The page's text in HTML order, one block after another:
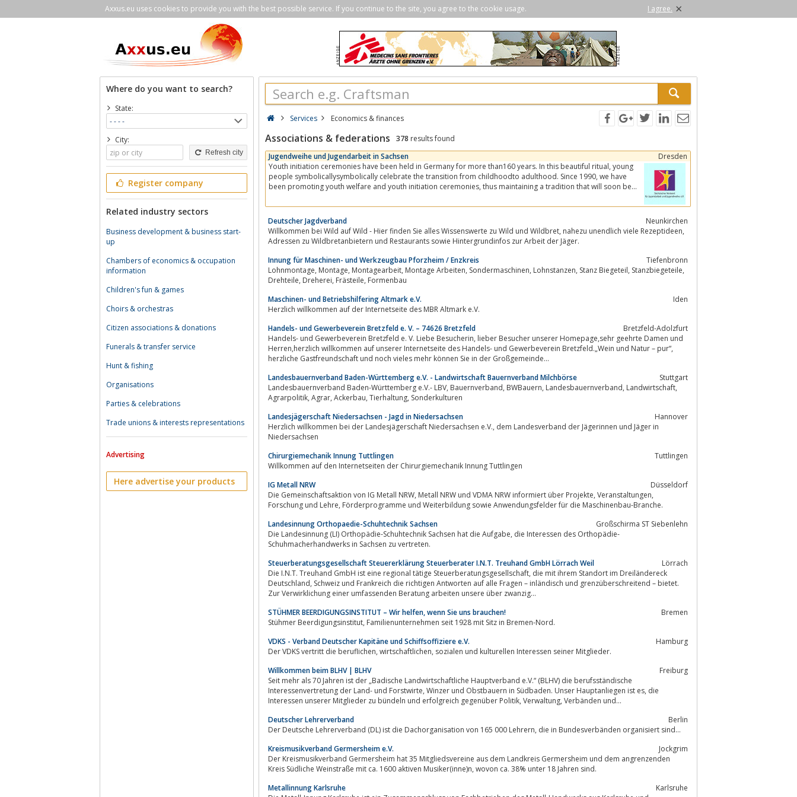
Axxus.eu uses cookies to provide you with the best possible service. If you continue to the site, you agree to the cookie usage. I agree. ×
Where do you want to search?
State:
City:
Refresh city
Register company
Related industry sectors
Business development & business start-
up
Chambers of economics & occupation
information
Children's fun & games
Choirs & orchestras
Citizen associations & donations
Funerals & transfer service
Hunt & fishing
Organisations
Parties & celebrations
Trade unions & interests representations
Advertising
Here advertise your products
Services Economics & finances
Associations & federations 378 results found
Jugendweihe und Jugendarbeit in Sachsen
Dresden
Youth initiation ceremonies have been held in Germany for more than160 years. In this beautiful ritual, young
people symbolicallysymbolically celebrate the transition from childhoodto adulthood. Since 1990, we have
been promoting youth welfare and youth initiation ceremonies, thus maintaining a tradition that will soon be
Deutscher Jagdverband
Neunkirchen
Willkommen bei Wild auf Wild - Hier finden Sie alles Wissenswerte zu Wild und Wildbret, nahezu unendlich viele Rezeptideen,
Adressen zu Wildbretanbietern und Restaurants sowie Hintergrundinfos zur Arbeit der Jäger.
Innung für Maschinen- und Werkzeugbau Pforzheim / Enzkreis
Tiefenbronn
Lohnmontage, Montage, Montagearbeit, Montage Arbeiten, Sondermaschinen, Lohnstanzen, Stanz Biegeteil, Stanzbiegeteile,
Drehteile, Dreherei, Frästeile, Formenbau
Maschinen- und Betriebshilfering Altmark e.V.
Iden
Herzlich willkommen auf der Internetseite des MBR Altmark e.V.
Handels- und Gewerbeverein Bretzfeld e. V. – 74626 Bretzfeld
Bretzfeld-Adolzfurt
Handels- und Gewerbeverein Bretzfeld e. V. Liebe Besucherin, lieber Besucher unserer Homepage,sehr geehrte Damen und
Herren,herzlich willkommen auf unserer Internetseite des Handels- und Gewerbeverein Bretzfeld.„Wein und Natur – pur“,
herzliche Gastfreundschaft und noch vieles mehr können Sie in der Großgemeinde...
Landesbauernverband Baden-Württemberg e.V. - Landwirtschaft Bauernverband Milchbörse
Stuttgart
Landesbauernverband Baden-Württemberg e.V.- LBV, Bauernverband, BWBauern, Landesbauernverband, Landwirtschaft,
Agrarpolitik, Agrar, Ackerbau, Tierhaltung, Sonderkulturen
Landesjägerschaft Niedersachsen - Jagd in Niedersachsen
Hannover
Herzlich willkommen bei der Landesjägerschaft Niedersachsen e.V., dem Landesverband der Jägerinnen und Jäger in
Niedersachsen
Chirurgiemechanik Innung Tuttlingen
Tuttlingen
Willkommen auf den Internetseiten der Chirurgiemechanik Innung Tuttlingen
IG Metall NRW
Düsseldorf
Die Gemeinschaftsaktion von IG Metall NRW, Metall NRW und VDMA NRW informiert über Projekte, Veranstaltungen,
Forschung und Lehre, Förderprogramme und Weiterbildung sowie Anwendungsfelder für die Maschinenbau-Branche.
Landesinnung Orthopaedie-Schuhtechnik Sachsen
Großschirma ST Siebenlehn
Die Landesinnung (LI) Orthopädie-Schuhtechnik Sachsen hat die Aufgabe, die Interessen des Orthopädie-
Schuhmacherhandwerks in Sachsen zu vertreten.
Steuerberatungsgesellschaft Steuererklärung Steuerberater I.N.T. Treuhand GmbH Lörrach Weil
Lörrach
Die I.N.T. Treuhand GmbH ist eine regional tätige Steuerberatungsgesellschaft, die mit ihrem Standort im Dreiländereck
Deutschland, Schweiz und Frankreich die richtigen Antworten auf alle Fragen – inländisch und grenzüberschreitend – bietet.
Zur Verwirklichung einer umfassenden Beratung arbeiten unsere über zwanzig...
STÜHMER BEERDIGUNGSINSTITUT – Wir helfen, wenn Sie uns brauchen!
Bremen
Stühmer Beerdigungsinstitut, Familienunternehmen seit 1928 mit Sitz in Bremen-Nord.
VDKS - Verband Deutscher Kapitäne und Schiffsoffiziere e.V.
Hamburg
Der VDKS vertritt die beruflichen, wirtschaftlichen, sozialen und kulturellen Interessen seiner Mitglieder.
Willkommen beim BLHV | BLHV
Freiburg
Seit mehr als 70 Jahren ist der „Badische Landwirtschaftliche Hauptverband e.V.“ (BLHV) die berufsständische
Interessenvertretung der Land- und Forstwirte, Winzer und Obstbauern in Südbaden. Unser Hauptanliegen ist es, die
Interessen unserer Mitglieder zu bündeln und erfolgreich gegenüber Politik, Verwaltung, Verbänden und...
Deutscher Lehrerverband
Berlin
Der Deutsche Lehrerverband (DL) ist die Dachorganisation von 165 000 Lehrern, die in Bundesverbänden organisiert sind...
Kreismusikverband Germersheim e.V.
Jockgrim
Der Kreismusikverband Germersheim hat 35 Mitgliedsvereine aus dem Landkreis Germersheim und dem angrenzenden
Kreis Südliche Weinstraße mit ca. 1600 aktiven Musiker(inne)n, wovon ca. 38% unter 18 Jahren sind.
Metallinnung Karlsruhe
Karlsruhe